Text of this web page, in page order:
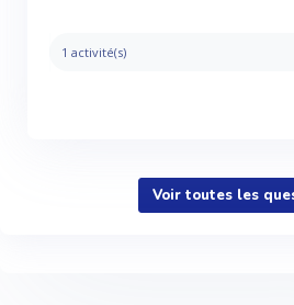
1 activité(s)
Voir toutes les